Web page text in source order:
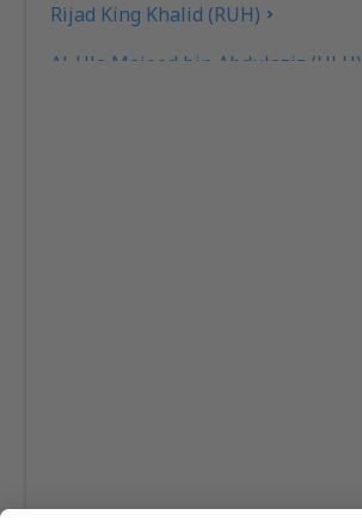
Rijad King Khalid (RUH)
Al-Ula Majeed bin Abdulaziz (ULH)
Taif Airport (TIF)